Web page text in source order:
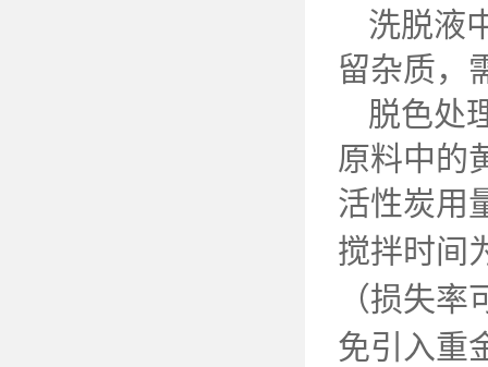
洗脱液
留杂质，
脱色处
原料中的
活性炭用
搅拌时间
（损失率
免引入重